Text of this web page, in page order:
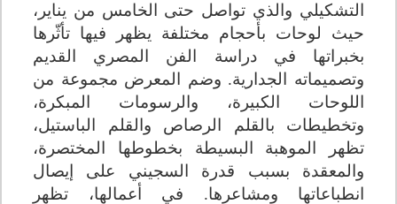
التشكيلي والذي تواصل حتى الخامس من يناير،
حيث لوحات بأحجام مختلفة يظهر فيها تأثّرها
بخبراتها في دراسة الفن المصري القديم
وتصميماته الجدارية. وضم المعرض مجموعة من
اللوحات الكبيرة، والرسومات المبكرة،
وتخطيطات بالقلم الرصاص والقلم الباستيل،
تظهر الموهبة البسيطة بخطوطها المختصرة،
والمعقدة بسبب قدرة السجيني على إيصال
انطباعاتها ومشاعرها. في أعمالها، تظهر